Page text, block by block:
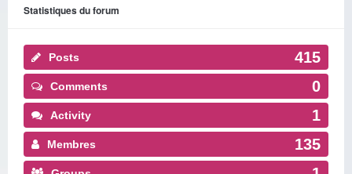
Statistiques du forum
Posts 415
Comments 0
Activity 1
Membres 135